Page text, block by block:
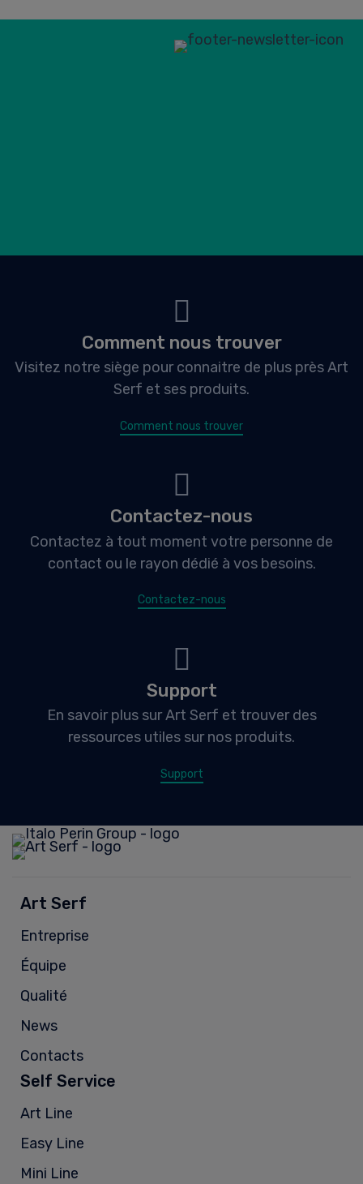
Comment nous trouver
Visitez notre siège pour connaitre de plus près Art
Serf et ses produits.
Comment nous trouver
Contactez-nous
Contactez à tout moment votre personne de
contact ou le rayon dédié à vos besoins.
Contactez-nous
Support
En savoir plus sur Art Serf et trouver des
ressources utiles sur nos produits.
Support
Art Serf
Entreprise
Équipe
Qualité
News
Contacts
Self Service
Art Line
Easy Line
Mini Line